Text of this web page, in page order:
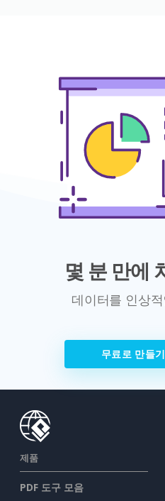
몇 분 만에
데이터를 인상
무료로 만들
제품
PDF 도구 모음